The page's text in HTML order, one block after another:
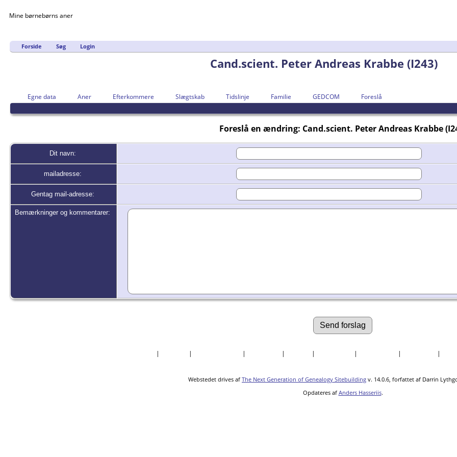
Mine børnebørns aner
Forside Søg Login
Cand.scient. Peter Andreas Krabbe (I243)
Egne data Aner Efterkommere Slægtskab Tidslinje Familie GEDCOM Foreslå
Foreslå en ændring: Cand.scient. Peter Andreas Krabbe
Dit navn:
mailadresse:
Gentag mail-adresse:
Bemærkninger og kommentarer:
| | | | | | | |
Webstedet drives af The Next Generation of Genealogy Sitebuilding v. 14.0.6, forfattet af Darrin
Opdateres af Anders Hasseriis.